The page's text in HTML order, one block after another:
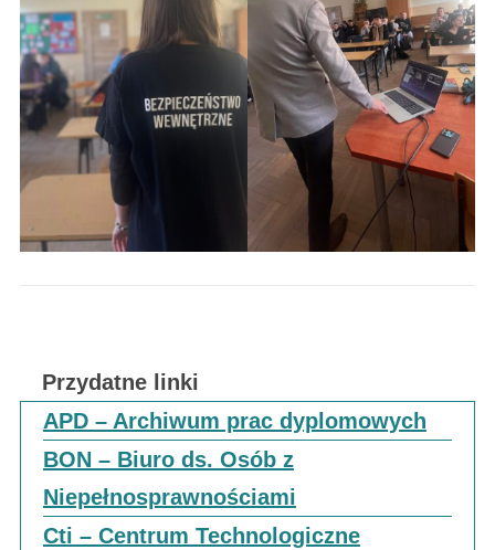
Przydatne linki
APD – Archiwum prac dyplomowych
BON – Biuro ds. Osób z
Niepełnosprawnościami
Cti – Centrum Technologiczne